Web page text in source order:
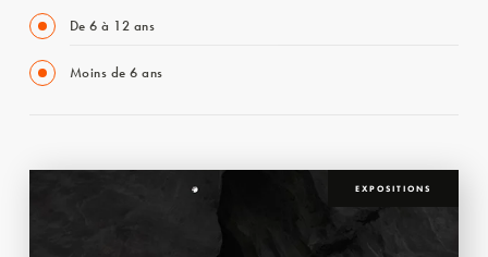
De 6 à 12 ans
Moins de 6 ans
EXPOSITIONS